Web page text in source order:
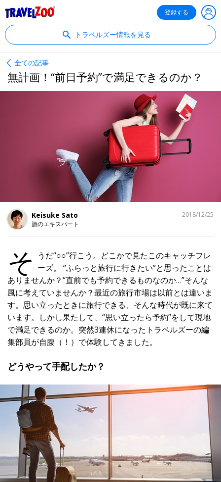
登録する
トラベルズー情報を見る
全ての記事
無計画！“前日予約”で満足できるのか？
Keisuke Sato
旅のエキスパート
2018/12/25
す
1
そ
うだ“○○”行こう。どこかで見たこのキャッチフレ
ーズ。 “ふらっと旅行に行きたい”と思ったことは
ありませんか？“直前でも予約できるものなのか…”そんな
風に考えていませんか？最近の旅行市場は以前とは違いま
す。思い立ったときに旅行できる、そんな時代が既に来て
います。しかし果たして、“思い立ったら予約”をして現地
で満足できるのか。突然3連休になったトラベルズーの編
集部員が自腹（！）で体験してきました。
どうやって手配したか？